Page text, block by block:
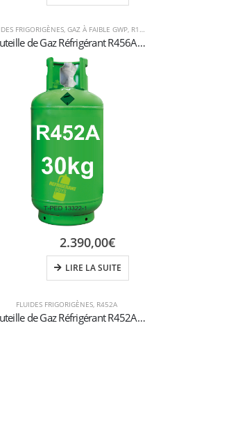
FRIGORIGÈNES, GAZ À FAIBLE GWP, R134A
Bouteille de Gaz Réfrigérant R456A – 12kg – (T-PED) – Vanne 1/4″ SAE
FLUIDES FRIGORIGÈNES, R452A
Bouteille de Gaz Réfrigérant R452A – 30kg – (T-PED) – Vanne 21,8 x 1/14″
2.390,00€
LIRE LA SUITE